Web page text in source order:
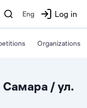
Eng Log in
Organizations
/ ул.